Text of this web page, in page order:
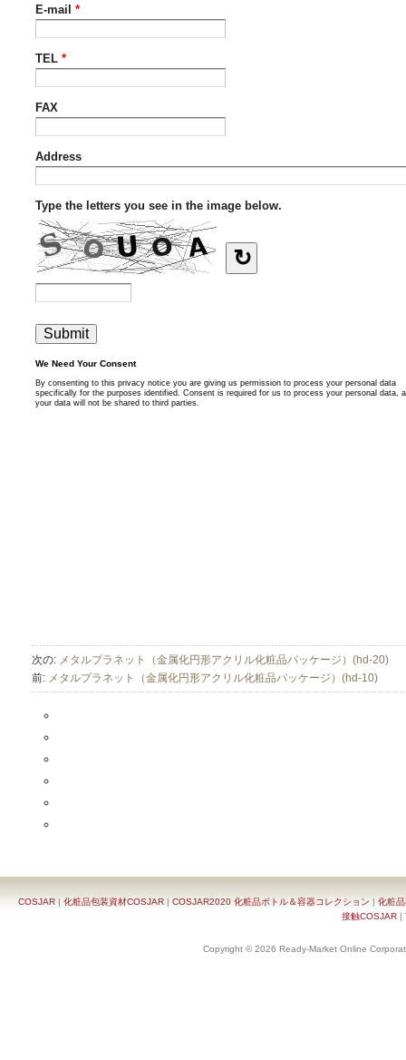
次の: メタルプラネット（金属化円形アクリル化粧品パッケージ）(hd-20)
前: メタルプラネット（金属化円形アクリル化粧品パッケージ）(hd-10)
COSJAR | 化粧品包装資材COSJAR | COSJAR2020 化粧品ボトル＆容器コレクション | 化粧
接触COSJAR|
Copyright © 2026 Ready-Market Online